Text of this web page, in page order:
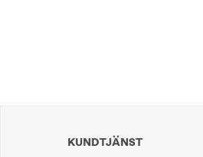
KUNDTJÄNST